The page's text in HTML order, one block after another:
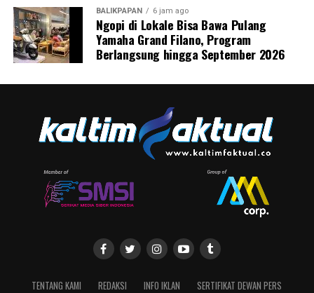
BALIKPAPAN 6 jam ago
Ngopi di Lokale Bisa Bawa Pulang
Yamaha Grand Filano, Program
Berlangsung hingga September 2026
TENTANG KAMI REDAKSI INFO IKLAN SERTIFIKAT DEWAN PERS